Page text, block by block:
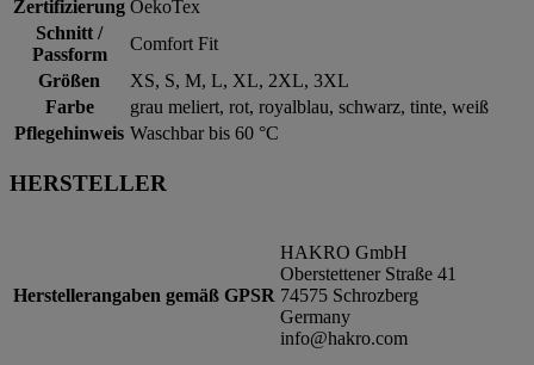
Zertifizierung OekoTex
Schnitt /
Passform
Comfort Fit
Größen
XS, S, M, L, XL, 2XL, 3XL
Farbe
grau meliert, rot, royalblau, schwarz, tinte, weiß
Pflegehinweis Waschbar bis 60 °C
HERSTELLER
Herstellerangaben gemäß GPSR
HAKRO GmbH
Oberstettener Straße 41
74575 Schrozberg
Germany
info@hakro.com